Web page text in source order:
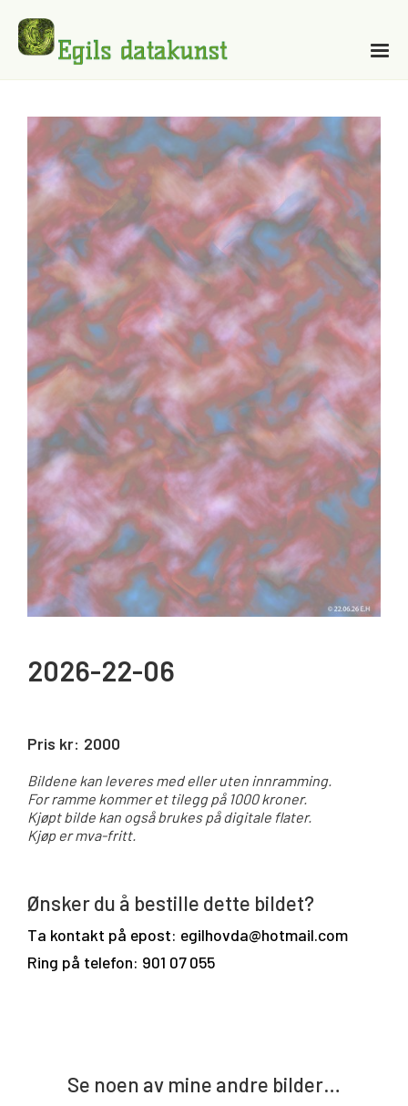
2026-22-06
Pris kr: 2000
Bildene kan leveres med eller uten innramming.
For ramme kommer et tilegg på 1000 kroner.
Kjøpt bilde kan også brukes på digitale flater.
Kjøp er mva-fritt.
Ønsker du å bestille dette bildet?
Ta kontakt på epost: egilhovda@hotmail.com
Ring på telefon: 901 07 055
Se noen av mine andre bilder…